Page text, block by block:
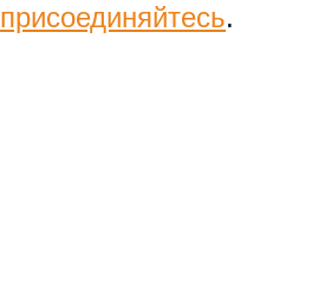
присоединяйтесь.